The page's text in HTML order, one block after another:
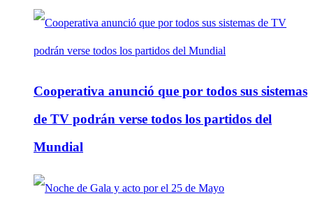
Cooperativa anunció que por todos sus sistemas
de TV podrán verse todos los partidos del
Mundial